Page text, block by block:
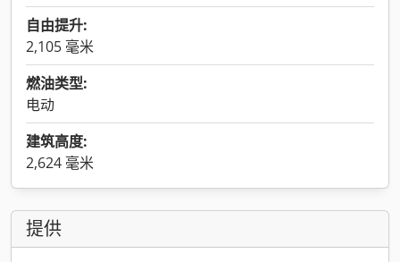
自由提升:
2,105 毫米
燃油类型:
电动
建筑高度:
2,624 毫米
提供